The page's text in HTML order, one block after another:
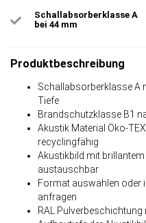
Schallabsorberklasse A
bei 44 mm
Produktbeschreibung
Schallabsorberklasse A
Tiefe
Brandschutzklasse B1
Akustik Material Öko-
recyclingfähig
Akustikbild mit
austauschbar
Format auswählen
anfragen
RAL